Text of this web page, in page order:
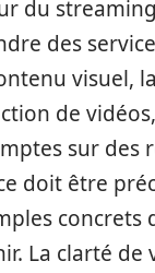
du
des
visuel,
de
sur des
doit être
concrets
La clarté de